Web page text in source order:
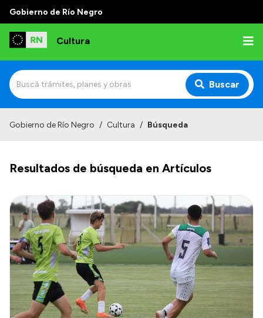
Gobierno de Río Negro
Cultura
Buscar
Funciones
Autoridades
Delegaciones
Normativa
Transparencia
Presupuesto
Gobierno de Río Negro / Cultura / Búsqueda
Resultados de búsqueda en Artículos